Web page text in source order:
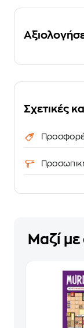
Σχετικές
Μαζί